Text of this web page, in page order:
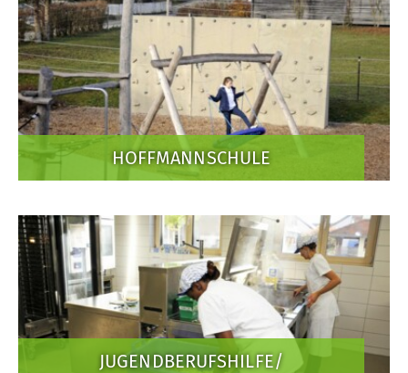
HOFFMANNSCHULE
JUGENDBERUFSHILFE/